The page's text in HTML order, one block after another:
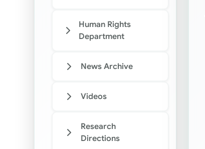
Human Rights
Department
News Archive
Videos
Research
Directions